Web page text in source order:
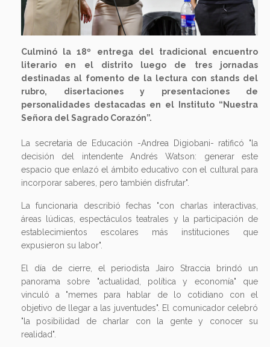
Culminó la 18º entrega del tradicional encuentro
literario en el distrito luego de tres jornadas
destinadas al fomento de la lectura con stands del
rubro, disertaciones y presentaciones de
personalidades destacadas en el Instituto “Nuestra
Señora del Sagrado Corazón”.
La secretaria de Educación -Andrea Digiobani- ratificó "la
decisión del intendente Andrés Watson: generar este
espacio que enlazó el ámbito educativo con el cultural para
incorporar saberes, pero también disfrutar".
La funcionaria describió fechas "con charlas interactivas,
áreas lúdicas, espectáculos teatrales y la participación de
establecimientos escolares más instituciones que
expusieron su labor".
El día de cierre, el periodista Jairo Straccia brindó un
panorama sobre "actualidad, política y economía" que
vinculó a "memes para hablar de lo cotidiano con el
objetivo de llegar a las juventudes". El comunicador celebró
"la posibilidad de charlar con la gente y conocer su
realidad".